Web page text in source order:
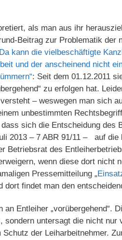
als man aus ihr
Beitrag zur Problematik der
Da kann die vielbeschäftigte
und der anscheinend nicht
: Seit dem 01.12.2011
zu erfolgen hat.
– weswegen man sich
unbestimmten
sich die Entscheidung des
2013 – 7 ABR 91/11 – auf die
Betriebsrat des
wenn diese dort nicht
Pressemitteilung „
dort findet man den
Entleiher „vorübergehend“.
untersagt die nicht nur
der Leiharbeitnehmer.